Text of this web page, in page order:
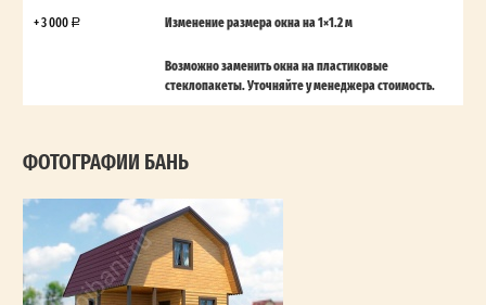
+ 3 000 Изменение размера окна на 1×1.2 м
Возможно заменить окна на пластиковые
стеклопакеты. Уточняйте у менеджера стоимость.
ФОТОГРАФИИ БАНЬ